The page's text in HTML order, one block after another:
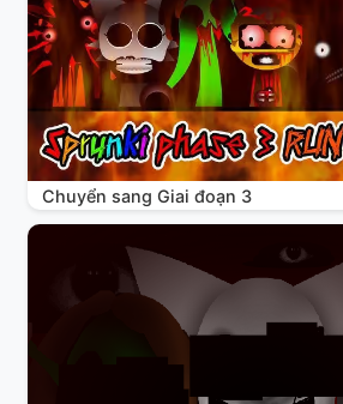
Chuyển sang Giai đoạn 3